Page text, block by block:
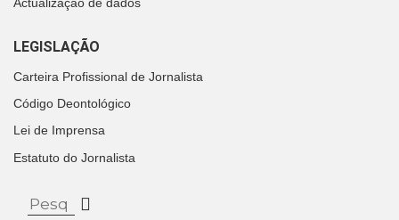
LEGISLAÇÃO
Carteira Profissional de Jornalista
Código Deontológico
Lei de Imprensa
Estatuto do Jornalista